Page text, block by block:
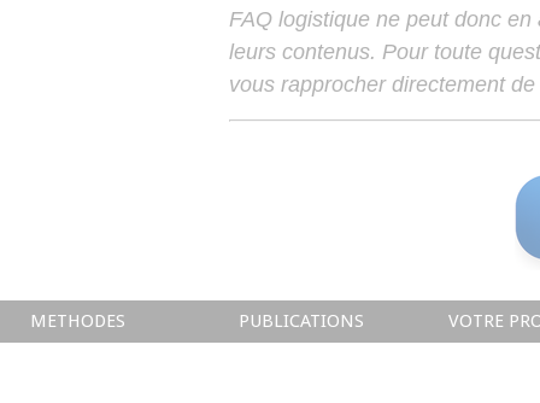
FAQ logistique ne peut donc
leurs contenus. Pour toute
vous rapprocher directement
METHODES PUBLICATIONS VOTRE